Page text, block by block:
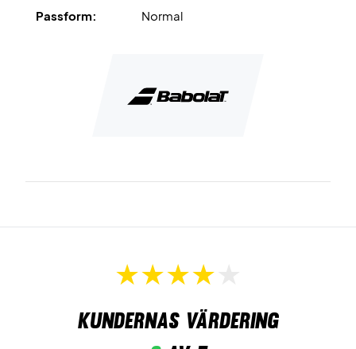
Passform:
Normal
Kundernas värdering